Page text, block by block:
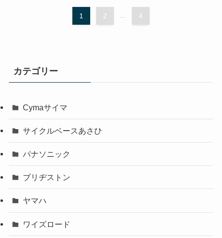
1 2 ... 4
カテゴリー
Cymaサイマ
サイクルベースあさひ
パナソニック
ブリヂストン
ヤマハ
ワイズロード